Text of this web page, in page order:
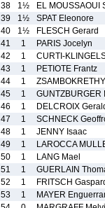
38
1½ EL MOUSSAOUI
39
1½ SPAT Eleonore
40
1½ FLESCH Gerard
41
1 PARIS Jocelyn
42
1 CURTI-
43
1 PETIOTE Frantz
44
1
45
1 GUNTZBURGER
46
1 DELCROIX
47
1 SCHNECK
48
1 JENNY Isaac
49
1 LAROCCA
50
1 LANG Mael
51
1 GUERLAIN
52
1 FRITSCH
53
1 MAYER